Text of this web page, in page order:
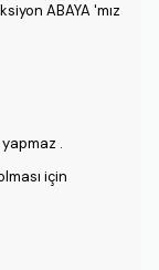
ABAYA 'mız
.
için